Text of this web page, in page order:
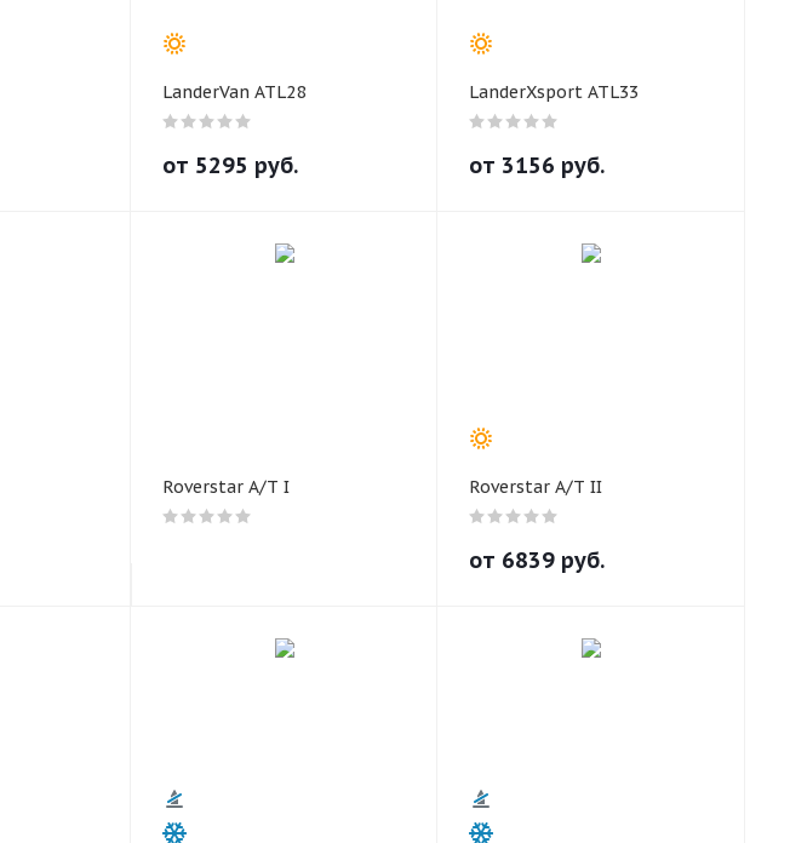
LanderVan ATL28
от 5295 руб.
LanderXsport ATL33
от 3156 руб.
Roverstar A/T I Roverstar A/T II
от 6839 руб.